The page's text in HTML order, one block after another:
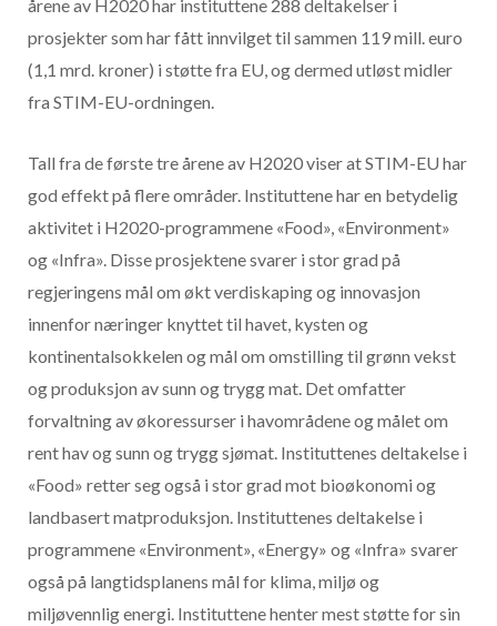
årene av H2020 har instituttene 288 deltakelser i
prosjekter som har fått innvilget til sammen 119 mill. euro
(1,1 mrd. kroner) i støtte fra EU, og dermed utløst midler
fra STIM-EU-ordningen.
Tall fra de første tre årene av H2020 viser at STIM-EU har
god effekt på flere områder. Instituttene har en betydelig
aktivitet i H2020-programmene «Food», «Environment»
og «Infra». Disse prosjektene svarer i stor grad på
regjeringens mål om økt verdiskaping og innovasjon
innenfor næringer knyttet til havet, kysten og
kontinentalsokkelen og mål om omstilling til grønn vekst
og produksjon av sunn og trygg mat. Det omfatter
forvaltning av økoressurser i havområdene og målet om
rent hav og sunn og trygg sjømat. Instituttenes deltakelse i
«Food» retter seg også i stor grad mot bioøkonomi og
landbasert matproduksjon. Instituttenes deltakelse i
programmene «Environment», «Energy» og «Infra» svarer
også på langtidsplanens mål for klima, miljø og
miljøvennlig energi. Instituttene henter mest støtte for sin